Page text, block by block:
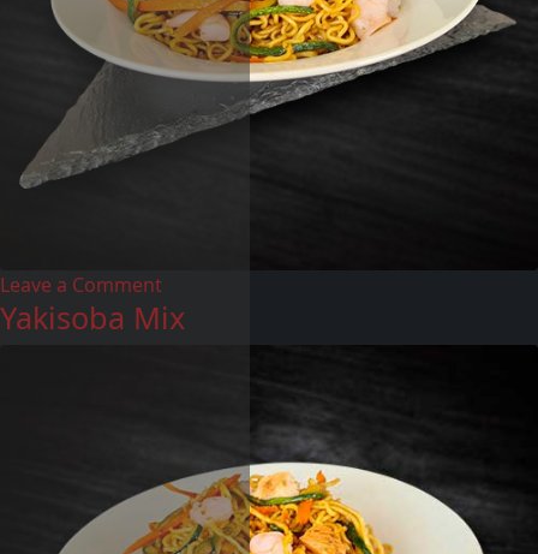
Leave a Comment
Yakisoba Mix